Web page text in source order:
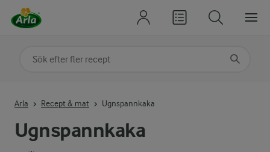
Ugnspannkaka
Arla Recept & mat Ugnspannkaka
Sök på kategori eller ingrediens